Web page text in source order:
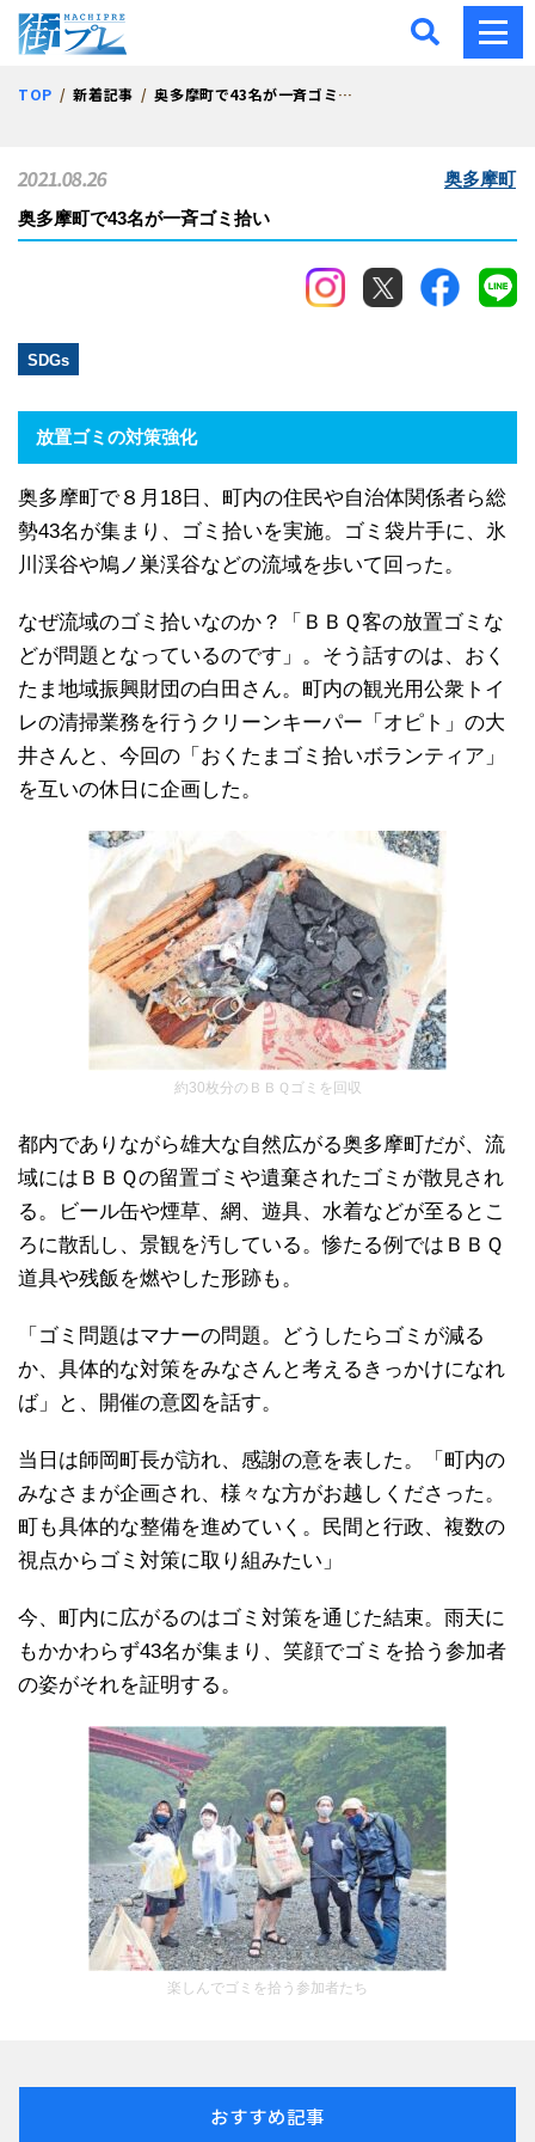
街プレ -東京・西多摩の
TOP 新着記事 奥多摩町で43名が一斉ゴミ拾い
奥多摩町で43名が一斉ゴミ拾い
SDGs
2021.08.26 奥多摩町
放置ゴミの対策強化
奥多摩町で８月18日、町内の住民や自治体関係者ら総
勢43名が集まり、ゴミ拾いを実施。ゴミ袋片手に、氷
川渓谷や鳩ノ巣渓谷などの流域を歩いて回った。
なぜ流域のゴミ拾いなのか？「ＢＢＱ客の放置ゴミな
どが問題となっているのです」。そう話すのは、おく
たま地域振興財団の白田さん。町内の観光用公衆トイ
レの清掃業務を行うクリーンキーパー「オピト」の大
井さんと、今回の「おくたまゴミ拾いボランティア」
を互いの休日に企画した。
約30枚分のＢＢＱゴミを回収
都内でありながら雄大な自然広がる奥多摩町だが、流
域にはＢＢＱの留置ゴミや遺棄されたゴミが散見され
る。ビール缶や煙草、網、遊具、水着などが至るとこ
ろに散乱し、景観を汚している。惨たる例ではＢＢＱ
道具や残飯を燃やした形跡も。
「ゴミ問題はマナーの問題。どうしたらゴミが減る
か、具体的な対策をみなさんと考えるきっかけになれ
ば」と、開催の意図を話す。
当日は師岡町長が訪れ、感謝の意を表した。「町内の
みなさまが企画され、様々な方がお越しくださった。
町も具体的な整備を進めていく。民間と行政、複数の
視点からゴミ対策に取り組みたい」
今、町内に広がるのはゴミ対策を通じた結束。雨天に
もかかわらず43名が集まり、笑顔でゴミを拾う参加者
の姿がそれを証明する。
楽しんでゴミを拾う参加者たち
おすすめ記事